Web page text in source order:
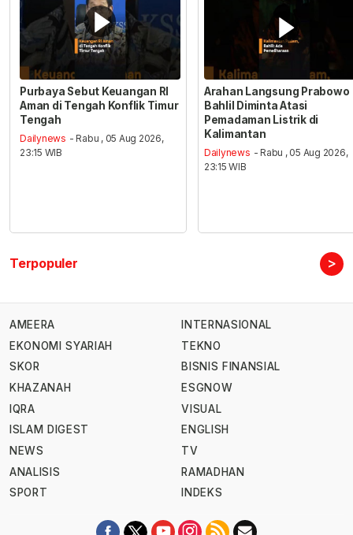
Purbaya Sebut Keuangan RI
Aman di Tengah Konflik Timur
Tengah
Dailynews - Rabu , 05 Aug 2026,
23:15 WIB
Arahan Langsung Prabowo
Bahlil Diminta Atasi
Pemadaman Listrik di
Kalimantan
Dailynews - Rabu , 05 Aug 2026,
23:15 WIB
Terpopuler >
AMEERA
EKONOMI SYARIAH
SKOR
KHAZANAH
IQRA
ISLAM DIGEST
NEWS
ANALISIS
SPORT
INTERNASIONAL
TEKNO
BISNIS FINANSIAL
ESGNOW
VISUAL
ENGLISH
TV
RAMADHAN
INDEKS